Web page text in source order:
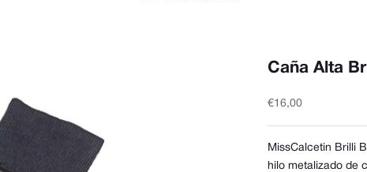
Caña Alta
Precio de oferta
€16,00
MissCalcetin Brilli
hilo metalizado de